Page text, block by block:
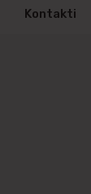
Kontakti